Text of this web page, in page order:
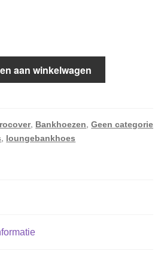
aan winkelwagen
, Bankhoezen,Geen categorie
, loungebankhoes